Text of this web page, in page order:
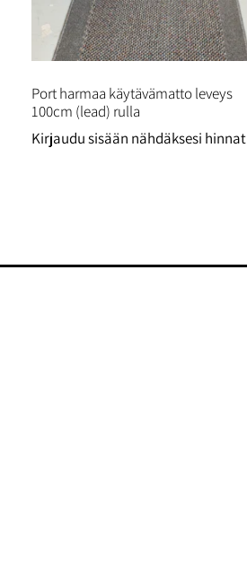
Port harmaa käytävämatto leveys
100cm (lead) rulla
Kirjaudu sisään nähdäksesi hinnat